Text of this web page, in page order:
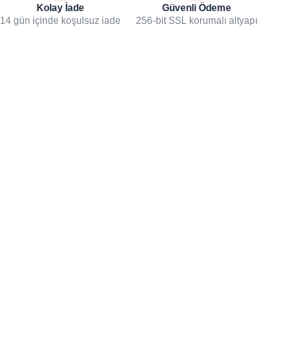
Kolay İade
14 gün içinde koşulsuz iade
Güvenli Ödeme
256-bit SSL korumalı altyapı